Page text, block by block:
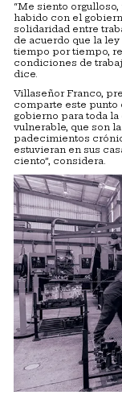
“Me siento
habido con el
solidaridad entre
de acuerdo que la
tiempo por tiempo,
condiciones de
dice.
Villaseñor Franco,
comparte este punto
gobierno para toda
vulnerable, que son
padecimientos
estuvieran en sus
ciento”, considera.